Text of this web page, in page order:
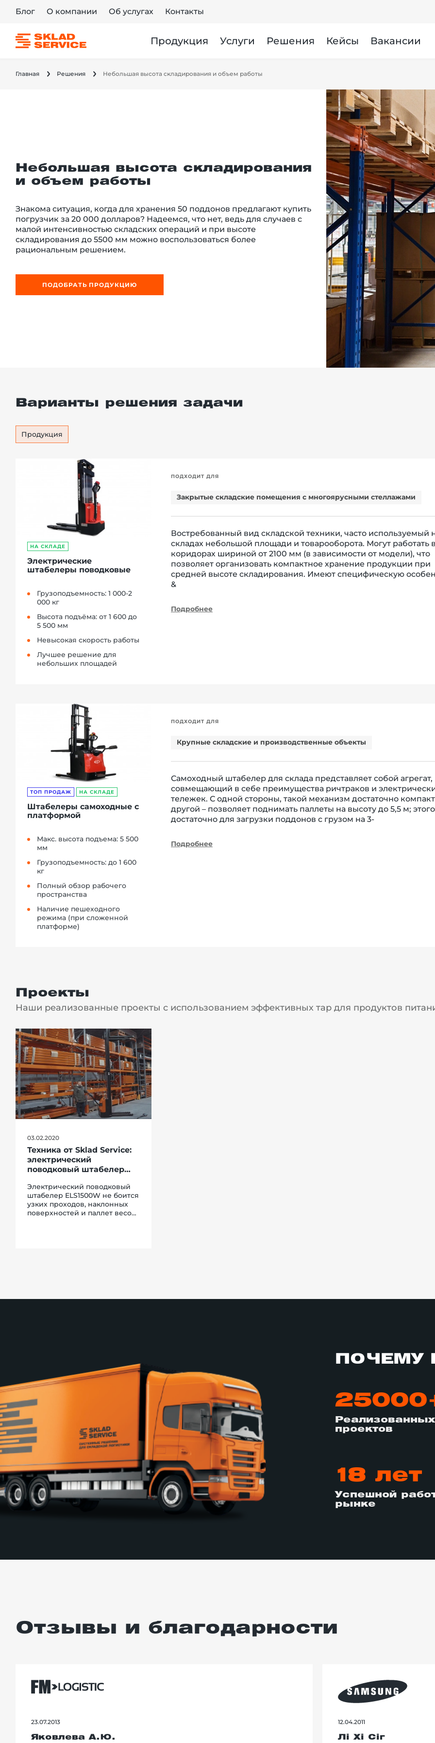
Блог О компании Об услугах Контакты
Продукция Услуги Решения Кейсы Вакансии
Главная Решения Небольшая высота складирования и объем работы
Небольшая высота складирования
и объем работы
Знакома ситуация, когда для хранения 50 поддонов предлагают купить
погрузчик за 20 000 долларов? Надеемся, что нет, ведь для случаев с
малой интенсивностью складских операций и при высоте
складирования до 5500 мм можно воспользоваться более
рациональным решением.
ПОДОБРАТЬ ПРОДУКЦИЮ
Варианты решения задачи
Продукция
НА СКЛАДЕ
Электрические
штабелеры поводковые
Грузоподъемность: 1 000-2
000 кг
Высота подъёма: от 1 600 до
5 500 мм
Невысокая скорость работы
Лучшее решение для
небольших площадей
ПОДХОДИТ ДЛЯ
Закрытые складские помещения с многоярусными стеллажами
Востребованный вид складской техники, часто используемый
складах небольшой площади и товарооборота. Могут работать
коридорах шириной от 2100 мм (в зависимости от модели), что
позволяет организовать компактное хранение продукции при
средней высоте складирования. Имеют специфическую
&
Подробнее
ТОП ПРОДАЖ НА СКЛАДЕ
Штабелеры самоходные с
платформой
Макс. высота подъема: 5 500
мм
Грузоподъемность: до 1 600
кг
Полный обзор рабочего
пространства
Наличие пешеходного
режима (при сложенной
платформе)
ПОДХОДИТ ДЛЯ
Крупные складские и производственные объекты
Самоходный штабелер для склада представляет собой агрегат,
совмещающий в себе преимущества ричтраков и
тележек. С одной стороны, такой механизм достаточно
другой – позволяет поднимать паллеты на высоту до 5,5 м; этого
достаточно для загрузки поддонов с грузом на 3-
Подробнее
Проекты
Наши реализованные проекты с использованием эффективных тар для продуктов
03.02.2020
Техника от Sklad Service:
электрический
поводковый штабелер
Электрический поводковый
штабелер ELS1500W не боится
узких проходов, наклонных
поверхностей и паллет весом
электроэнергии. Вот это
ПОЧЕМУ
Реализованных
проектов
18 лет
Успешной
рынке
Отзывы и благодарности
23.07.2013
Яковлева А.Ю.
12.04.2011
Лі Хі Сіг